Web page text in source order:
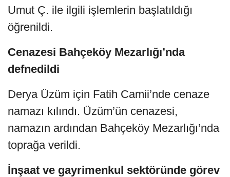
Umut Ç. ile ilgili işlemlerin başlatıldığı
öğrenildi.
Cenazesi Bahçeköy Mezarlığı’nda
defnedildi
Derya Üzüm için Fatih Camii’nde cenaze
namazı kılındı. Üzüm’ün cenazesi,
namazın ardından Bahçeköy Mezarlığı’nda
toprağa verildi.
İnşaat ve gayrimenkul sektöründe görev